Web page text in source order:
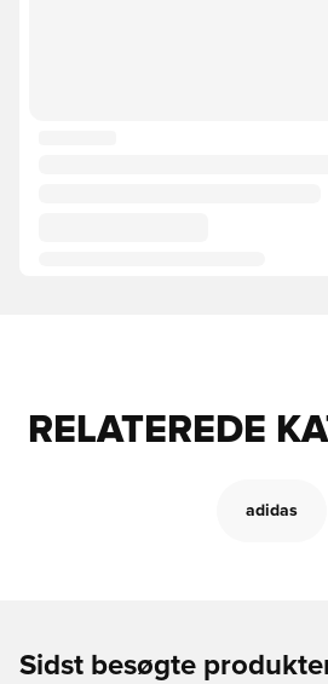
RELATEREDE
adidas
Sidst besøgte